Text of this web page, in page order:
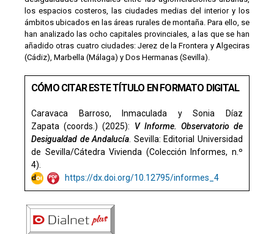
los espacios costeros, las ciudades medias del interior y los
ámbitos ubicados en las áreas rurales de montaña. Para ello, se
han analizado las ocho capitales provinciales, a las que se han
añadido otras cuatro ciudades: Jerez de la Frontera y Algeciras
(Cádiz), Marbella (Málaga) y Dos Hermanas (Sevilla).
CÓMO CITAR ESTE TÍTULO EN FORMATO DIGITAL
Caravaca Barroso, Inmaculada ySonia
Díaz
Zapata (coords.) (2025): V Informe. Observatorio de
Desigualdad de Andalucía . Sevilla: Editorial Universidad
de Sevilla/Cátedra Vivienda (Colección Informes, n.º
4).
https://dx.doi.org/10.12795/informes_4